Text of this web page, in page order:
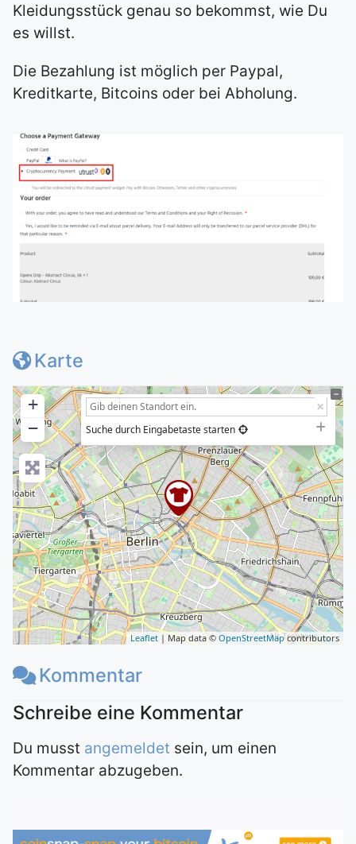
Kleidungsstück genau so bekommst, wie Du
es willst.
Die Bezahlung ist möglich per Paypal,
Kreditkarte, Bitcoins oder bei Abholung.
Karte
+
−
Suche durch Eingabetaste starten
Leaflet | Map data © OpenStreetMapcontributors
Kommentar
Du musst angemeldet sein, um einen
Kommentar abzugeben.